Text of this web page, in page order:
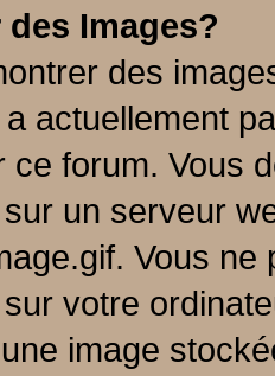
Images?
des
actuellement
ce forum. Vous
un serveur
Vous
votre
image